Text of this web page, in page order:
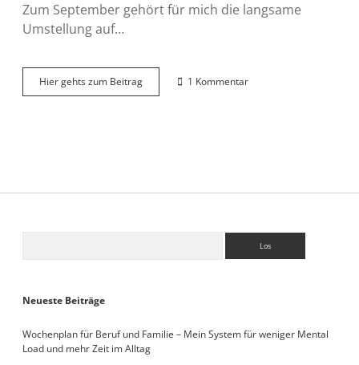
Zum September gehört für mich die langsame
Umstellung auf…
Hier gehts zum BeitragFreitagsfüller
06.09.2024
1 Kommentar
Neueste Beiträge
Wochenplan für Beruf und Familie – Mein System für weniger Mental
Load und mehr Zeit im Alltag